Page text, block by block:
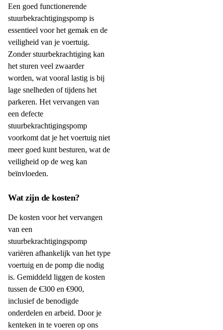
Een goed functionerende
stuurbekrachtigingspomp is
essentieel voor het gemak en de
veiligheid van je voertuig.
Zonder stuurbekrachtiging kan
het sturen veel zwaarder
worden, wat vooral lastig is bij
lage snelheden of tijdens het
parkeren. Het vervangen van
een defecte
stuurbekrachtigingspomp
voorkomt dat je het voertuig niet
meer goed kunt besturen, wat de
veiligheid op de weg kan
beïnvloeden.
Wat zijn de kosten?
De kosten voor het vervangen
van een
stuurbekrachtigingspomp
variëren afhankelijk van het type
voertuig en de pomp die nodig
is. Gemiddeld liggen de kosten
tussen de €300 en €900,
inclusief de benodigde
onderdelen en arbeid. Door je
kenteken in te voeren op ons